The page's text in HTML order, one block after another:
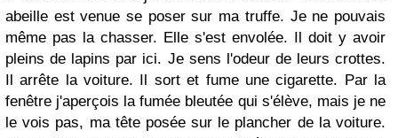
abeille est venue se poser sur ma truffe. Je ne pouvais
même pas la chasser. Elle s'est envolée. Il doit y avoir
pleins de lapins par ici. Je sens l'odeur de leurs crottes.
Il arrête la voiture. Il sort et fume une cigarette. Par la
fenêtre j'aperçois la fumée bleutée qui s'élève, mais je ne
le vois pas, ma tête posée sur le plancher de la voiture.